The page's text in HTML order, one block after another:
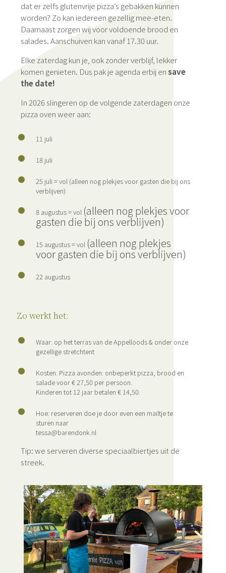
dat er zelfs glutenvrije pizza’s gebakken kunnen
worden? Zo kan iedereen gezellig mee-eten.
Daarnaast zorgen wij voor voldoende brood en
salades. Aanschuiven kan vanaf 17.30 uur.
Elke zaterdag kun je, ook zonder verblijf, lekker
komen genieten. Dus pak je agenda erbij ensave
the date!
In 2026 slingeren op de volgende zaterdagen onze
pizza oven weer aan:
11 juli
18 juli
25 juli = vol (alleen nog plekjes voor gasten die bij ons
verblijven)
8 augustus = vol (alleen nog plekjes voor
gasten die bij ons verblijven)
15 augustus = vol (alleen nog plekjes
voor gasten die bij ons verblijven)
22 augustus
Zo werkt het:
Waar: op het terras van de Appelloods & onder onze
gezellige stretchtent
Kosten: Pizza avonden: onbeperkt pizza, brood en
salade voor € 27,50 per persoon.
Kinderen tot 12 jaar betalen € 14,50.
Hoe: reserveren doe je door even een mailtje te
sturen naar
tessa@barendonk.nl
Tip: we serveren diverse speciaalbiertjes uit de
streek.